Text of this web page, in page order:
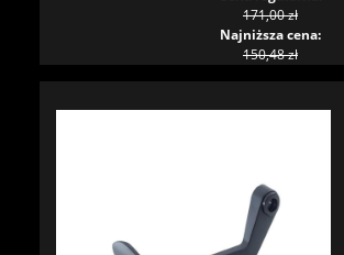
171,00 zł
Najniższa cena:
150,48 zł